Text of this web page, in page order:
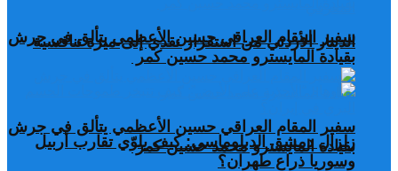
سفير المقام العراقي حسين الأعظمي يتألق في جرش
بقيادة المايسترو محمد حسين كمر
زلزال دمشق الدبلوماسي: كيف يلوّي تقارب أربيل
وسوريا ذراع طهران؟
الدينار الأردني من استقرار نقدي إلى ميزة تنافسية
سفير المقام العراقي حسين الأعظمي يتألق في جرش
بقيادة المايسترو محمد حسين كمر